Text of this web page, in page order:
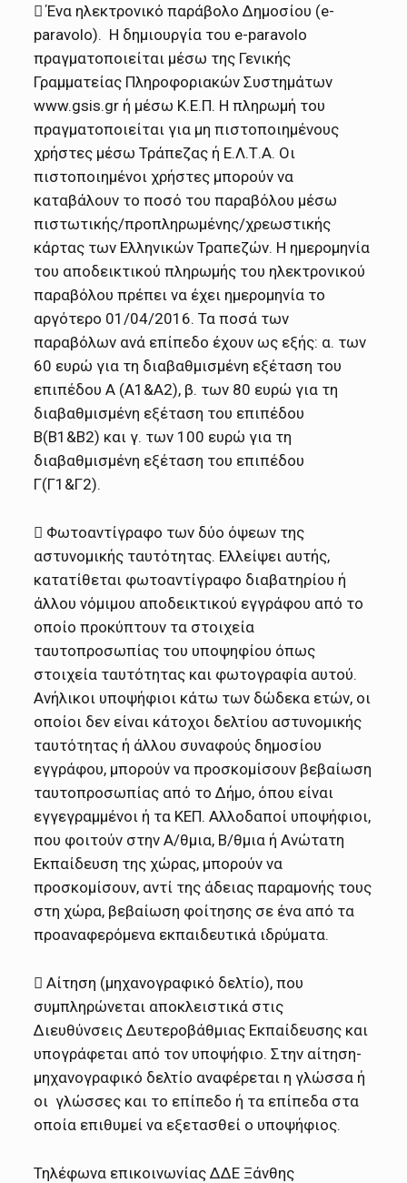
 Ένα ηλεκτρονικό παράβολο Δημοσίου (e-
paravolo). Η δημιουργία του e-paravolo
πραγματοποιείται μέσω της Γενικής
Γραμματείας Πληροφοριακών Συστημάτων
www.gsis.gr ή μέσω Κ.Ε.Π. Η πληρωμή του
πραγματοποιείται για μη πιστοποιημένους
χρήστες μέσω Τράπεζας ή Ε.Λ.Τ.Α. Οι
πιστοποιημένοι χρήστες μπορούν να
καταβάλουν το ποσό του παραβόλου μέσω
πιστωτικής/προπληρωμένης/χρεωστικής
κάρτας των Ελληνικών Τραπεζών. Η ημερομηνία
του αποδεικτικού πληρωμής του ηλεκτρονικού
παραβόλου πρέπει να έχει ημερομηνία το
αργότερο 01/04/2016. Τα ποσά των
παραβόλων ανά επίπεδο έχουν ως εξής: α. των
60 ευρώ για τη διαβαθμισμένη εξέταση του
επιπέδου Α (Α1&Α2), β. των 80 ευρώ για τη
διαβαθμισμένη εξέταση του επιπέδου
Β(Β1&Β2) και γ. των 100 ευρώ για τη
διαβαθμισμένη εξέταση του επιπέδου
Γ(Γ1&Γ2).
 Φωτοαντίγραφο των δύο όψεων της
αστυνομικής ταυτότητας. Ελλείψει αυτής,
κατατίθεται φωτοαντίγραφο διαβατηρίου ή
άλλου νόμιμου αποδεικτικού εγγράφου από το
οποίο προκύπτουν τα στοιχεία
ταυτοπροσωπίας του υποψηφίου όπως
στοιχεία ταυτότητας και φωτογραφία αυτού.
Ανήλικοι υποψήφιοι κάτω των δώδεκα ετών, οι
οποίοι δεν είναι κάτοχοι δελτίου αστυνομικής
ταυτότητας ή άλλου συναφούς δημοσίου
εγγράφου, μπορούν να προσκομίσουν βεβαίωση
ταυτοπροσωπίας από το Δήμο, όπου είναι
εγγεγραμμένοι ή τα ΚΕΠ. Αλλοδαποί υποψήφιοι,
που φοιτούν στην Α/θμια, Β/θμια ή Ανώτατη
Εκπαίδευση της χώρας, μπορούν να
προσκομίσουν, αντί της άδειας παραμονής τους
στη χώρα, βεβαίωση φοίτησης σε ένα από τα
προαναφερόμενα εκπαιδευτικά ιδρύματα.
 Αίτηση (μηχανογραφικό δελτίο), που
συμπληρώνεται αποκλειστικά στις
Διευθύνσεις Δευτεροβάθμιας Εκπαίδευσης και
υπογράφεται από τον υποψήφιο. Στην αίτηση-
μηχανογραφικό δελτίο αναφέρεται η γλώσσα ή
οι γλώσσες και το επίπεδο ή τα επίπεδα στα
οποία επιθυμεί να εξετασθεί ο υποψήφιος.
Τηλέφωνα επικοινωνίας ΔΔΕ Ξάνθης